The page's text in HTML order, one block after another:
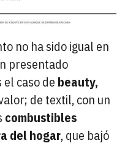
no ha sido igual en
presentado
caso de beauty,
de textil, con un
combustibles
del hogar, que bajó